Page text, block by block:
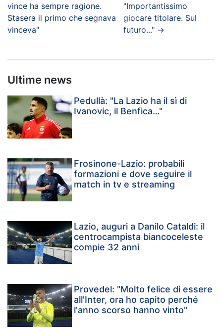
vince ha sempre ragione.
Stasera il primo che segnava
vinceva"
"Importantissimo
giocare titolare. Sul
futuro..."→
Ultime news
Pedullà: "La Lazio ha il sì di
Ivanovic, il Benfica…"
Frosinone-Lazio: probabili
formazioni e dove seguire il
match in tv e streaming
Lazio, auguri a Danilo Cataldi: il
centrocampista biancoceleste
compie 32 anni
Provedel: "Molto felice di essere
all'Inter, ora ho capito perché
l'anno scorso hanno vinto"